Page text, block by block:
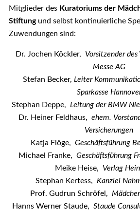
Mitglieder des Kuratoriums der
Stiftungund selbst kontinuierliche
Zuwendungen sind:
Dr. Jochen Köckler, Vorsitzender des
Messe AG
Stefan Becker, Leiter
Sparkasse
Stephan Deppe, Leitung der BMW
Dr. Heiner Feldhaus, ehem.
Versicherungen
Katja Flöge, Geschäftsführung
Michael Franke, Geschäftsführung
Meike Heise, Verlag
Stephan Kertess, Kanzlei
Prof. Gudrun Schröfel,
Hanns Werner Staude, Staude